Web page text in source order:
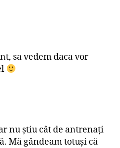
sa vedem daca vor
nu ştiu cât de antrenaţi
Mă gândeam totuşi că